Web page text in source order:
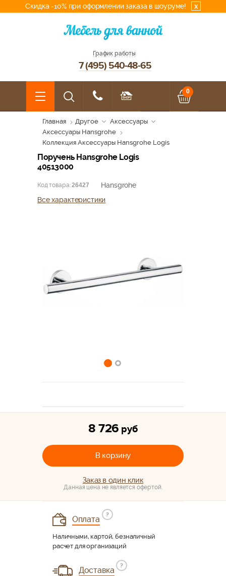
Скидка -10% при оформлении заказа в шоуруме! x
График работы
7 (495) 540-48-65
0
Главная Другое
Аксессуары
Аксессуары Hansgrohe
Коллекция Аксессуары Hansgrohe Logis
Поручень Hansgrohe Logis
40513000
Код товара: 26427
Hansgrohe
Все характеристики
8 726 руб
В корзину
Заказ в один клик
Данная цена не является офертой.
Оплата
?
Наличными, картой, безналичный
расчет для организаций
Доставка
?